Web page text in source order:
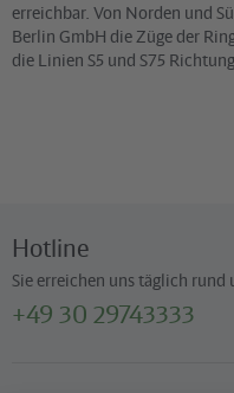
erreichbar. Von Norden und
Berlin GmbH die Züge der
die Linien S5 und S75
Hotline
Sie erreichen uns täglich rund
+49 30 29743333